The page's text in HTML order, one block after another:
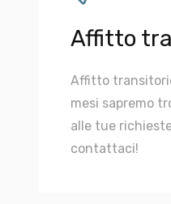
Affitto
Affitto
mesi sapremo
alle tue
contattaci!